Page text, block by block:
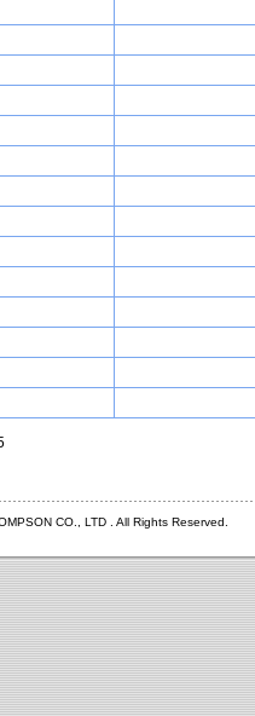
CO., LTD . All Rights Reserved.